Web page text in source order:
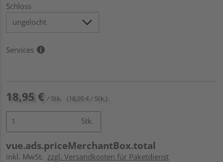
Schloss
Services
18,95 € / Stk. (18,95 € / Stk.)
Stk.
vue.ads.priceMerchantBox.total
inkl. MwSt. zzgl. Versandkosten für Paketdienst